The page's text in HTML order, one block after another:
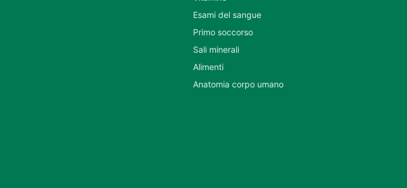
Esami del sangue
Primo soccorso
Sali minerali
Alimenti
Anatomia corpo umano